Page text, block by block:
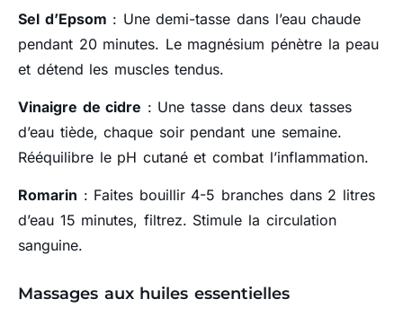
Sel d’Epsom : Une demi-tasse dans l’eau chaude
pendant 20 minutes. Le magnésium pénètre la peau
et détend les muscles tendus.
Vinaigre de cidre : Une tasse dans deux tasses
d’eau tiède, chaque soir pendant une semaine.
Rééquilibre le pH cutané et combat l’inflammation.
Romarin : Faites bouillir 4-5 branches dans 2 litres
d’eau 15 minutes, filtrez. Stimule la circulation
sanguine.
Massages aux huiles essentielles